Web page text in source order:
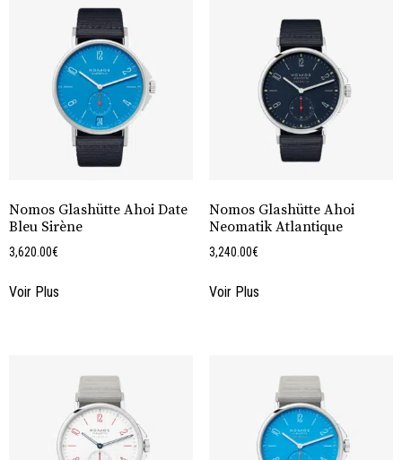
Nomos Glashütte Ahoi Date
Bleu Sirène
3,620.00€
Voir Plus
Nomos Glashütte Ahoi
Neomatik Atlantique
3,240.00€
Voir Plus